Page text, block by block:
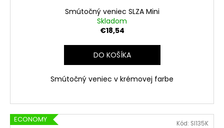
Smútočný veniec SLZA Mini
Skladom
€18,54
DO KOŠÍKA
Smútočný veniec v krémovej farbe
ECONOMY Kód: SI135K